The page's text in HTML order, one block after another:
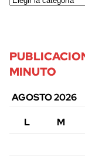
MINUTO
AGOSTO 2026
L
M